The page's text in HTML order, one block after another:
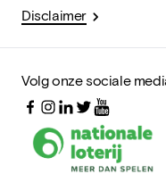
Disclaimer
Volg onze sociale